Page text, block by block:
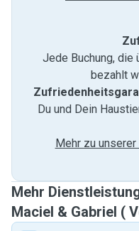
Jede Buchung, die
bezahlt
Du und Dein
Mehr zu
Mehr
Maciel & Gabriel (